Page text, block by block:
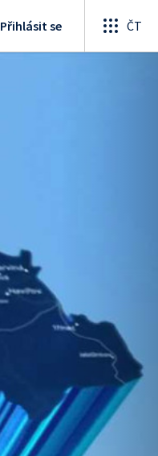
Přihlásit se ČT